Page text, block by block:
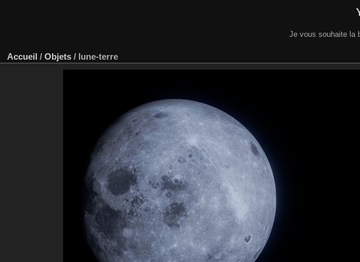
Je vous souhaite la
Accueil / Objets / lune-terre